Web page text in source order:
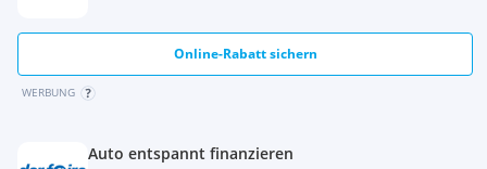
Online-Rabatt sichern
WERBUNG
Auto entspannt finanzieren